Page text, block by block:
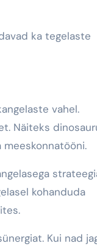
ka tegelaste
vahel.
Näiteks
kohanduda
Kui nad